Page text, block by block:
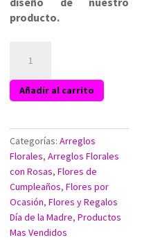
producto.
Floral
Nueva
York
Añadir al carrito
Categorías:Arreglos
Florales,Arreglos Florales
con Rosas,Flores de
Cumpleaños,Flores por
Ocasión,Flores y Regalos
Día de la Madre,Productos
Mas Vendidos